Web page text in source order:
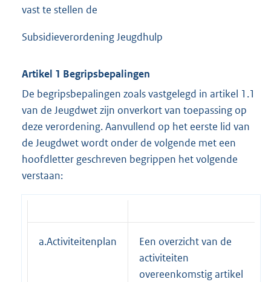
vast te stellen de
Subsidieverordening Jeugdhulp
Artikel 1 Begripsbepalingen
De begripsbepalingen zoals vastgelegd in artikel 1.1
van de Jeugdwet zijn onverkort van toepassing op
deze verordening. Aanvullend op het eerste lid van
de Jeugdwet wordt onder de volgende met een
hoofdletter geschreven begrippen het volgende
verstaan:
a.Activiteitenplan
Een overzicht van de
activiteiten
overeenkomstig artikel